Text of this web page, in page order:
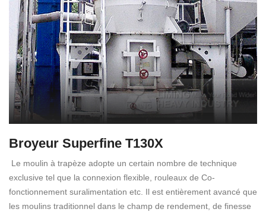
Broyeur Superfine T130X
Le moulin à trapèze adopte un certain nombre de technique
exclusive tel que la connexion flexible, rouleaux de Co-
fonctionnement suralimentation etc. Il est entièrement avancé que
les moulins traditionnel dans le champ de rendement, de finesse